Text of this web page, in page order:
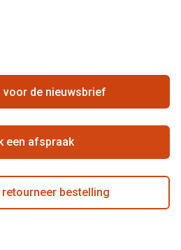
voor de nieuwsbrief
een afspraak
bestelling